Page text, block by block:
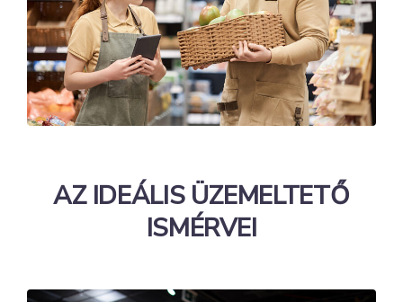
AZ IDEÁLIS ÜZEMELTETŐ
ISMÉRVEI